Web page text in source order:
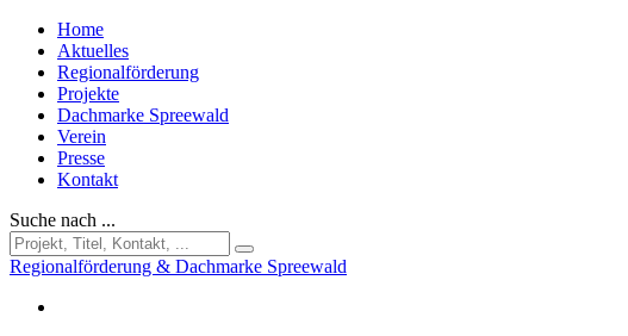
Home
Aktuelles
Regionalförderung
Projekte
Dachmarke Spreewald
Verein
Presse
Kontakt
Suche nach ...
Regionalförderung & Dachmarke Spreewald